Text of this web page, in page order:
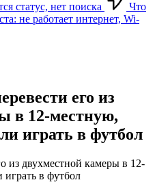
статус, нет поиска
Что
не работает интернет, Wi-
его из
в 12-местную,
играть в футбол
из двухместной камеры в 12-
в футбол